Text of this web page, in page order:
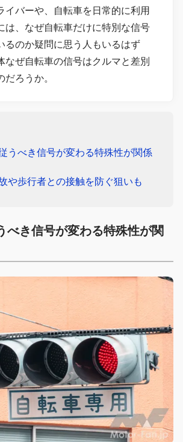
イバーや、自転車を日常的に利用
は、なぜ自転車だけに特別な信号
るのか疑問に思う人もいるはず
なぜ自転車の信号はクルマと差別
ろうか。
うべき信号が変わる特殊性が関係
や歩行者との接触を防ぐ狙いも
べき信号が変わる特殊性が関